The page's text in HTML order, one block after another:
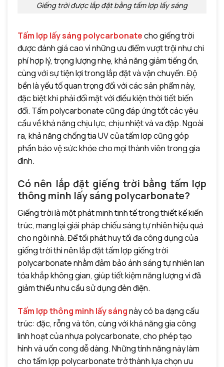
Giếng trời được lắp đặt bằng tấm lợp lấy sáng
Tấm lợp lấy sáng polycarbonatecho giếng trời
được đánh giá cao vì những ưu điểm vượt trội như chi
phí hợp lý, trọng lượng nhẹ, khả năng giảm tiếng ồn,
cùng với sự tiện lợi trong lắp đặt và vận chuyển. Độ
bền là yếu tố quan trọng đối với các sản phẩm này,
đặc biệt khi phải đối mặt với điều kiện thời tiết biến
đổi. Tấm polycarbonate cũng đáp ứng tốt các yêu
cầu về khả năng chịu lực, chịu nhiệt và va đập. Ngoài
ra, khả năng chống tia UV của tấm lợp cũng góp
phần bảo vệ sức khỏe cho mọi thành viên trong gia
đình.
Có nên lắp đặt giếng trời bằng tấm lợp
thông minh lấy sáng polycarbonate?
Giếng trời là một phát minh tinh tế trong thiết kế kiến
trúc, mang lại giải pháp chiếu sáng tự nhiên hiệu quả
cho ngôi nhà. Để tối phát huy tối đa công dụng của
giếng trời thì nên lắp đặt tấm lợp giếng trời
polycarbonate nhằm đảm bảo ánh sáng tự nhiên lan
tỏa khắp không gian, giúp tiết kiệm năng lượng vì đã
giảm thiểu nhu cầu sử dụng đèn điện.
Tấm lợp thông minh lấy sángnày có ba dạng cấu
trúc: đặc, rỗng và tôn, cùng với khả năng gia công
linh hoạt của nhựa polycarbonate, cho phép tạo
hình và uốn cong dễ dàng. Những tính năng này làm
cho tấm lợp polycarbonate trở thành lựa chọn ưu